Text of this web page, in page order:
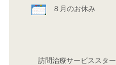
８月のお休み
訪問治療サービススター